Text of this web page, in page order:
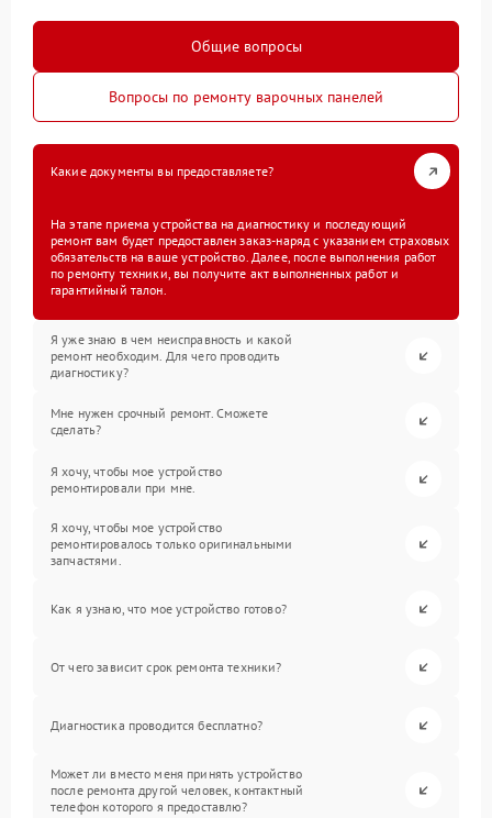
Общие вопросы
Вопросы по ремонту варочных панелей
Какие документы вы предоставляете?
На этапе приема устройства на диагностику и последующий
ремонт вам будет предоставлен заказ-наряд с указанием страховых
обязательств на ваше устройство. Далее, после выполнения работ
по ремонту техники, вы получите акт выполненных работ и
гарантийный талон.
Я уже знаю в чем неисправность и какой
ремонт необходим. Для чего проводить
диагностику?
Мне нужен срочный ремонт. Сможете
сделать?
Я хочу, чтобы мое устройство
ремонтировали при мне.
Я хочу, чтобы мое устройство
ремонтировалось только оригинальными
запчастями.
Как я узнаю, что мое устройство готово?
От чего зависит срок ремонта техники?
Диагностика проводится бесплатно?
Может ли вместо меня принять устройство
после ремонта другой человек, контактный
телефон которого я предоставлю?